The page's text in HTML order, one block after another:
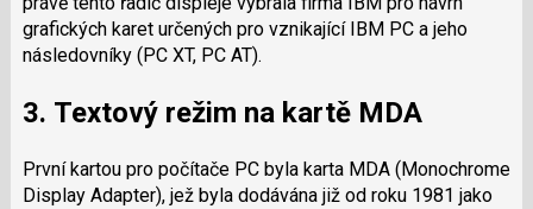
grafických karet určených pro vznikající IBM PC a jeho
následovníky (PC XT, PC AT).
3. Textový režim na kartě MDA
První kartou pro počítače PC byla karta MDA (Monochrome
Display Adapter), jež byla dodávána již od roku 1981 jako